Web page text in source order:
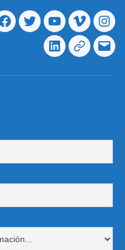
Facebook
TwitterYoutubeVimeo
LinkedinTelegram